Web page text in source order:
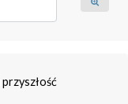
przyszłość